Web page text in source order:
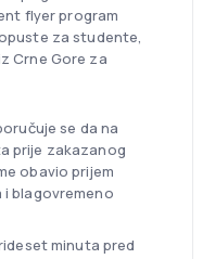
flyer program
za studente,
Crne Gore za
se da na
prije zakazanog
obavio prijem
blagovremeno
minuta pred